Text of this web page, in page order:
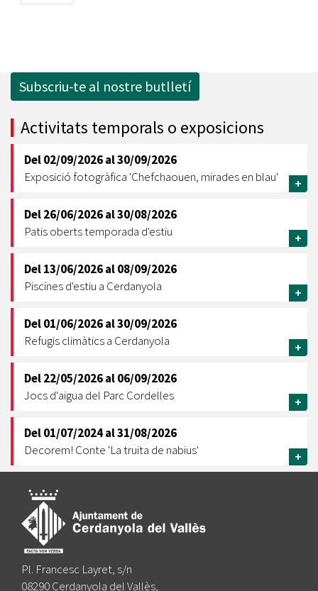
Subscriu-te al nostre butlletí
Activitats temporals o exposicions
Del02/09/2026al30/09/2026
Exposició fotogràfica 'Chefchaouen, mirades en blau'
+
Del26/06/2026al30/08/2026
Patis oberts temporada d'estiu
+
Del13/06/2026al08/09/2026
Piscines d'estiu a Cerdanyola
+
Del01/06/2026al30/09/2026
Refugis climàtics a Cerdanyola
+
Del22/05/2026al06/09/2026
Jocs d'aigua del Parc Cordelles
+
Del01/07/2024al31/08/2026
Decorem! Conte 'La truita de nabius'
+
Pl. Francesc Layret, s/n
08290 Cerdanyola del Vallès,